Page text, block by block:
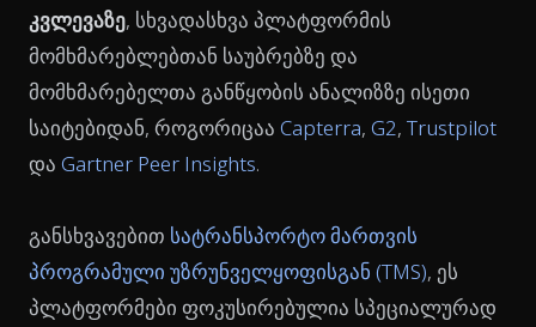
კვლევაზე, სხვადასხვა პლატფორმის
მომხმარებლებთან საუბრებზე და
მომხმარებელთა განწყობის ანალიზზე ისეთი
საიტებიდან, როგორიცაა Capterra, G2, Trustpilot
და Gartner Peer Insights.
განსხვავებით სატრანსპორტო მართვის
პროგრამული უზრუნველყოფისგან (TMS), ეს
პლატფორმები ფოკუსირებულია სპეციალურად